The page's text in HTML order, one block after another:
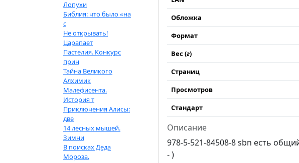
Лопухи
Библия: что было «на
с
Не открывать!
Царапает
Пастелия. Конкурс
прин
Тайна Великого
Алхимик
Малефисента.
История т
Приключения Алисы:
две
14 лесных мышей.
Зимни
В поисках Деда
Мороза.
Обложка
Формат
Вес (г)
Страниц
Просмотров
Стандарт
Описание
978-5-521-84508-8 sbn есть
- )